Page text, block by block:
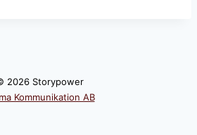
2026 Storypower
Kommunikation AB